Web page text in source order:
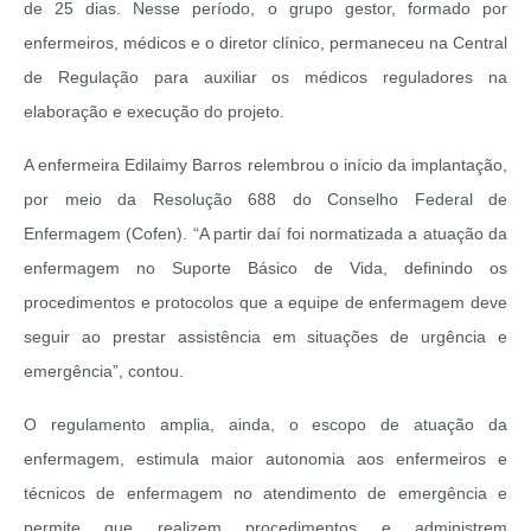
de 25 dias. Nesse período, o grupo gestor, formado por
enfermeiros, médicos e o diretor clínico, permaneceu na Central
de Regulação para auxiliar os médicos reguladores na
elaboração e execução do projeto.
A enfermeira Edilaimy Barros relembrou o início da implantação,
por meio da Resolução 688 do Conselho Federal de
Enfermagem (Cofen). “A partir daí foi normatizada a atuação da
enfermagem no Suporte Básico de Vida, definindo os
procedimentos e protocolos que a equipe de enfermagem deve
seguir ao prestar assistência em situações de urgência e
emergência”, contou.
O regulamento amplia, ainda, o escopo de atuação da
enfermagem, estimula maior autonomia aos enfermeiros e
técnicos de enfermagem no atendimento de emergência e
permite que realizem procedimentos e administrem